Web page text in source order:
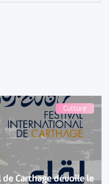
Culture
Carthage dévoile le